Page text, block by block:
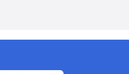
레사와 함께한 마지막 오후들]은 아주
!'하고 오신거 아니에요? 여자가 사귀는